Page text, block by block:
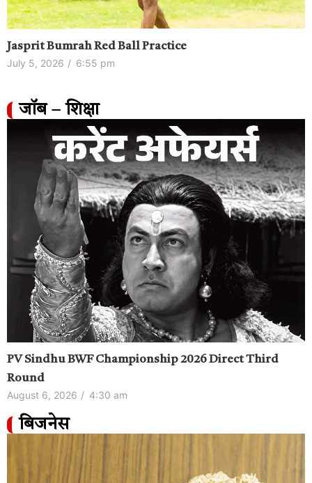
Jasprit Bumrah Red Ball Practice
July 5, 2026 / 6:55 pm
जॉब – शिक्षा
PV Sindhu BWF Championship 2026 Direct Third
Round
August 6, 2026 / 4:30 am
बिजनेस